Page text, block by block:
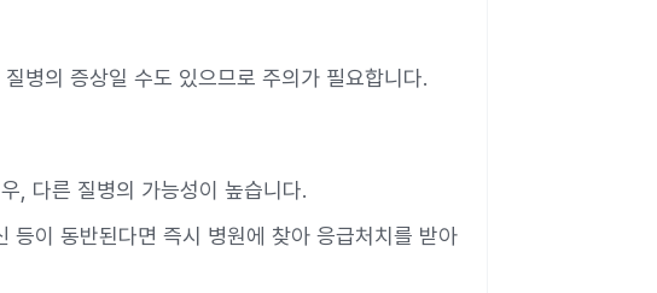
병의 증상일 수도 있으므로 주의가 필요합니다.
, 다른 질병의 가능성이 높습니다.
등이 동반된다면 즉시 병원에 찾아 응급처치를 받아